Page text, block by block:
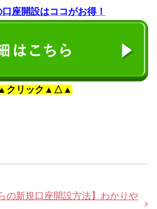
座開設はココがお得！
リック▲△▲
の新規口座開設方法】わかりや